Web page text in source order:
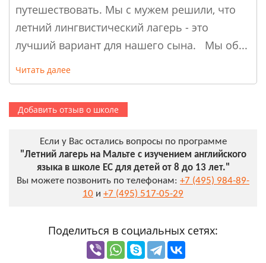
путешествовать. Мы с мужем решили, что
летний лингвистический лагерь - это
лучший вариант для нашего сына. Мы об...
Читать далее
Добавить отзыв о школе
Если у Вас остались вопросы по программе
"Летний лагерь на Мальте с изучением английского
языка в школе ЕС для детей от 8 до 13 лет."
Вы можете позвонить по телефонам: +7 (495) 984-89-
10 и +7 (495) 517-05-29
Поделиться в социальных сетях: